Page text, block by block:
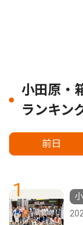
小田原・
ランキン
前日
1